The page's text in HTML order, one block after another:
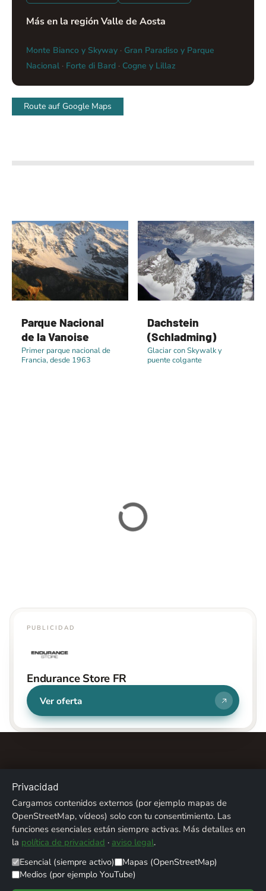
Más en la región Valle de Aosta
Monte Bianco y Skyway · Gran Paradiso y Parque
Nacional · Forte di Bard · Cogne y Lillaz
Route auf Google Maps
Parque Nacional
de la Vanoise
Primer parque nacional de
Francia, desde 1963
Dachstein
(Schladming)
Glaciar con Skywalk y
puente colgante
PUBLICIDAD
Endurance Store FR
Ver oferta
Sobre nosotros Contacto
Aviso legal
Privacidad
Créditos fotográficos
© 2026 ALPENTREFF · POWERED BYMIKO24 - IT SERVICE
Privacidad
Cargamos contenidos externos (por ejemplo mapas de
OpenStreetMap, vídeos) solo con tu consentimiento. Las
funciones esenciales están siempre activas. Más detalles en
la política de privacidad · aviso legal.
Esencial (siempre activo)
Mapas (OpenStreetMap)
Medios (por ejemplo YouTube)